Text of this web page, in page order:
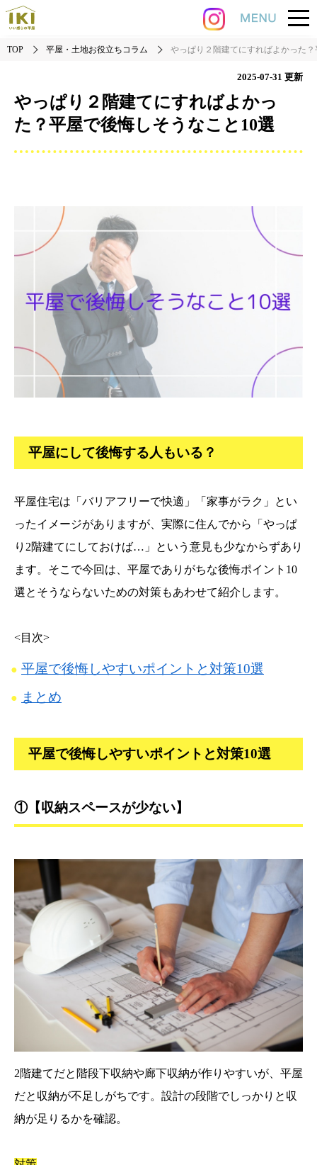
TOP 平屋・土地お役立ちコラム やっぱり２階建てにすればよかった
2025-07-31 更新
やっぱり２階建てにすればよかっ
た？平屋で後悔しそうなこと10選
平屋にして後悔する人もいる？
平屋住宅は「バリアフリーで快適」「家事がラク」とい
ったイメージがありますが、実際に住んでから「やっぱ
り2階建てにしておけば…」という意見も少なからずあり
ます。そこで今回は、平屋でありがちな後悔ポイント10
選とそうならないための対策もあわせて紹介します。
<目次>
平屋で後悔しやすいポイントと対策10選
まとめ
平屋で後悔しやすいポイントと対策10選
①【収納スペースが少ない】
2階建てだと階段下収納や廊下収納が作りやすいが、平屋
だと収納が不足しがちです。設計の段階でしっかりと収
納が足りるかを確認。